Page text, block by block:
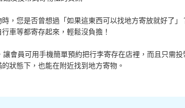
，您是否曾想過「如果這東西可以找地方寄放就好了」
車等都寄存起來，輕鬆沒負擔！
會員可用手機簡單預約把行李寄存在店裡，而且只需投
狀態下，也能在附近找到地方寄物。